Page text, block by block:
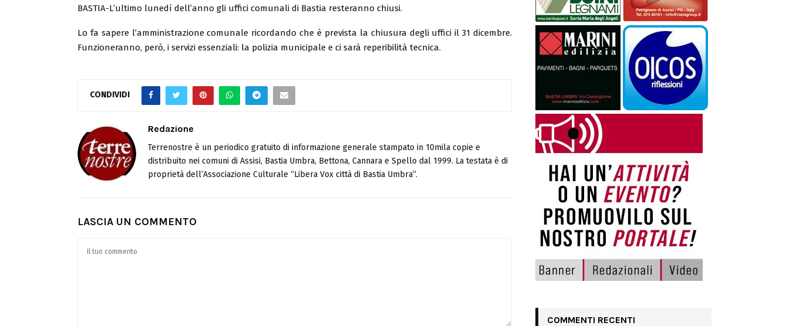
BASTIA-L’ultimo lunedì dell’anno gli uffici comunali di Bastia resteranno chiusi.
Lo fa sapere l’amministrazione comunale ricordando che è prevista la chiusura degli uffici il 31 dicembre.
Funzioneranno, però, i servizi essenziali: la polizia municipale e ci sarà reperibilità tecnica.
CONDIVIDI
Redazione
Terrenostre è un periodico gratuito di informazione generale stampato in 10mila copie e
distribuito nei comuni di Assisi, Bastia Umbra, Bettona, Cannara e Spello dal 1999. La testata è di
proprietà dell’Associazione Culturale “Libera Vox città di Bastia Umbra”.
LASCIA UN COMMENTO
COMMENTI RECENTI